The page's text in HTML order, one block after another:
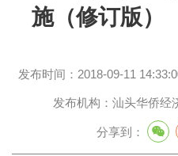
施（修订版）
发布时间： 2018-09-11
发布机构： 汕头华侨经
分享到：